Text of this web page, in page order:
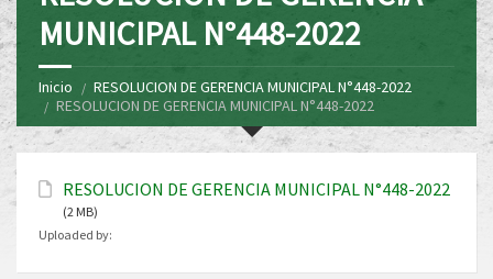
MUNICIPAL N°448-2022
Inicio
RESOLUCION DE GERENCIA MUNICIPAL N°448-2022
RESOLUCION DE GERENCIA MUNICIPAL N°448-2022
RESOLUCION DE GERENCIA MUNICIPAL N°448-2022
(2 MB)
Uploaded by: